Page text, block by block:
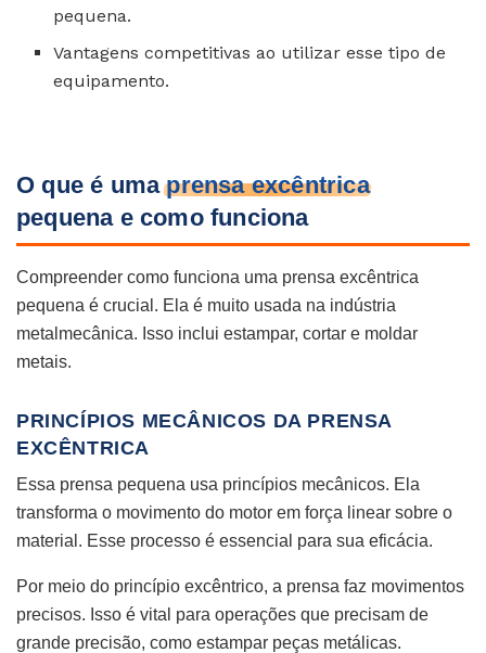
pequena.
Vantagens competitivas ao utilizar esse tipo de
equipamento.
O que é umaprensa excêntrica
pequena e como funciona
Compreender como funciona uma prensa excêntrica
pequena é crucial. Ela é muito usada na indústria
metalmecânica. Isso inclui estampar, cortar e moldar
metais.
PRINCÍPIOS MECÂNICOS DA PRENSA
EXCÊNTRICA
Essa prensa pequena usa princípios mecânicos. Ela
transforma o movimento do motor em força linear sobre o
material. Esse processo é essencial para sua eficácia.
Por meio do princípio excêntrico, a prensa faz movimentos
precisos. Isso é vital para operações que precisam de
grande precisão, como estampar peças metálicas.